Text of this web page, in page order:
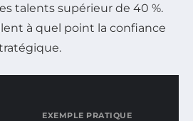
talents supérieur de 40 %.
à quel point la confiance
EXEMPLE PRATIQUE